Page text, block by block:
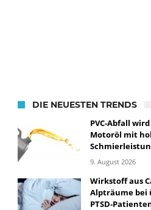
DIE NEUESTEN TRENDS
PVC-Abfall
Motoröl mit
9. August 2026
Wirkstoff aus
Alpträume bei
PTSD-